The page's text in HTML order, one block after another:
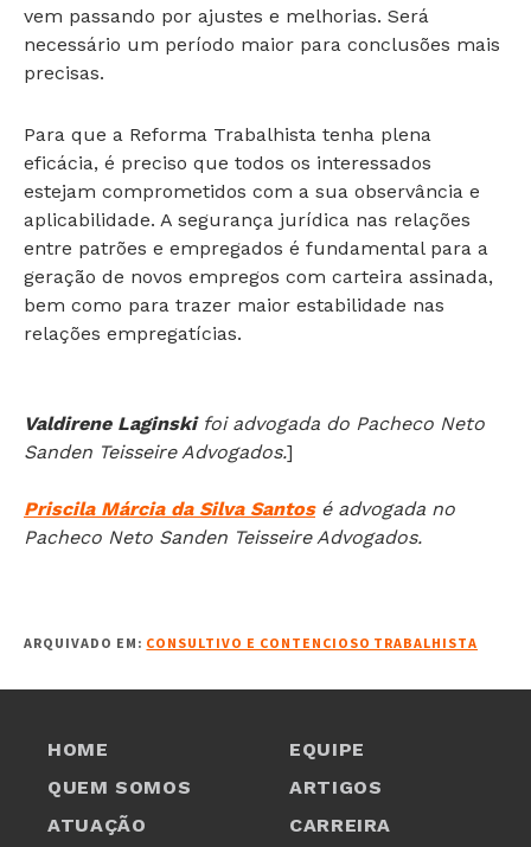
vem passando por ajustes e melhorias. Será
necessário um período maior para conclusões mais
precisas.
Para que a Reforma Trabalhista tenha plena
eficácia, é preciso que todos os interessados
estejam comprometidos com a sua observância e
aplicabilidade. A segurança jurídica nas relações
entre patrões e empregados é fundamental para a
geração de novos empregos com carteira assinada,
bem como para trazer maior estabilidade nas
relações empregatícias.
Valdirene Laginskifoi advogada do Pacheco Neto
Sanden Teisseire Advogados.]
Priscila Márcia da Silva Santosé advogada no
Pacheco Neto Sanden Teisseire Advogados.
ARQUIVADO EM: CONSULTIVO E CONTENCIOSO TRABALHISTA
HOME
QUEM SOMOS
ATUAÇÃO
EQUIPE
ARTIGOS
CARREIRA